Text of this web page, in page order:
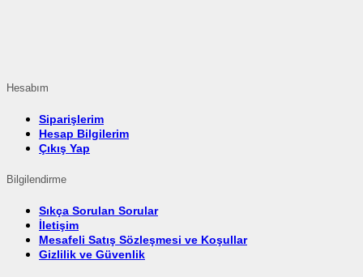
Hesabım
Siparişlerim
Hesap Bilgilerim
Çıkış Yap
Bilgilendirme
Sıkça Sorulan Sorular
İletişim
Mesafeli Satış Sözleşmesi ve Koşullar
Gizlilik ve Güvenlik